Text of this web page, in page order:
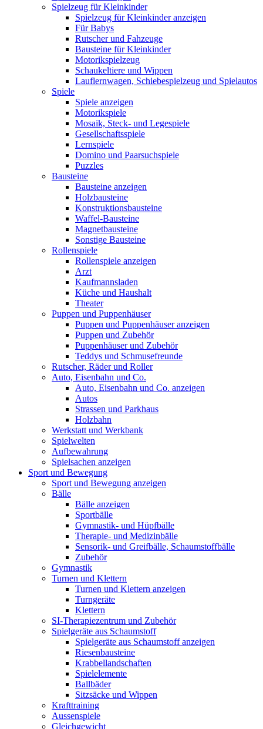
Spielzeug für Kleinkinder
Spielzeug für Kleinkinder anzeigen
Für Babys
Rutscher und Fahzeuge
Bausteine für Kleinkinder
Motorikspielzeug
Schaukeltiere und Wippen
Lauflernwagen, Schiebespielzeug und Spielautos
Spiele
Spiele anzeigen
Motorikspiele
Mosaik, Steck- und Legespiele
Gesellschaftsspiele
Lernspiele
Domino und Paarsuchspiele
Puzzles
Bausteine
Bausteine anzeigen
Holzbausteine
Konstruktionsbausteine
Waffel-Bausteine
Magnetbausteine
Sonstige Bausteine
Rollenspiele
Rollenspiele anzeigen
Arzt
Kaufmannsladen
Küche und Haushalt
Theater
Puppen und Puppenhäuser
Puppen und Puppenhäuser anzeigen
Puppen und Zubehör
Puppenhäuser und Zubehör
Teddys und Schmusefreunde
Rutscher, Räder und Roller
Auto, Eisenbahn und Co.
Auto, Eisenbahn und Co. anzeigen
Autos
Strassen und Parkhaus
Holzbahn
Werkstatt und Werkbank
Spielwelten
Aufbewahrung
Spielsachen anzeigen
Sport und Bewegung
Sport und Bewegung anzeigen
Bälle
Bälle anzeigen
Sportbälle
Gymnastik- und Hüpfbälle
Therapie- und Medizinbälle
Sensorik- und Greifbälle, Schaumstoffbälle
Zubehör
Gymnastik
Turnen und Klettern
Turnen und Klettern anzeigen
Turngeräte
Klettern
SI-Therapiezentrum und Zubehör
Spielgeräte aus Schaumstoff
Spielgeräte aus Schaumstoff anzeigen
Riesenbausteine
Krabbellandschaften
Spielelemente
Ballbäder
Sitzsäcke und Wippen
Krafttraining
Aussenspiele
Gleichgewicht